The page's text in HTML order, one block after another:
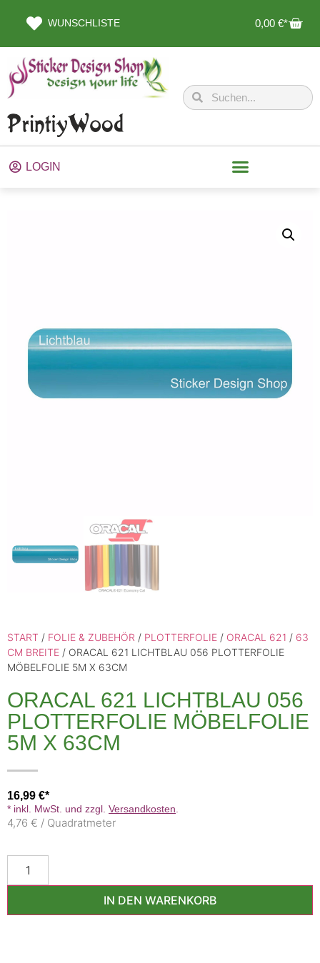
WUNSCHLISTE 0,00 €
LOGIN
START / FOLIE & ZUBEHÖR / PLOTTERFOLIE / ORACAL 621 / 63
CM BREITE / ORACAL 621 LICHTBLAU 056 PLOTTERFOLIE
MÖBELFOLIE 5M X 63CM
ORACAL 621 LICHTBLAU 056
PLOTTERFOLIE MÖBELFOLIE
5M X 63CM
16,99 €
* inkl. MwSt. und zzgl. Versandkosten
4,76 € / Quadratmeter
IN DEN WARENKORB